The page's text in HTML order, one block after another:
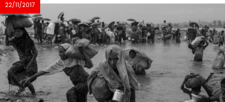
22/11/2017